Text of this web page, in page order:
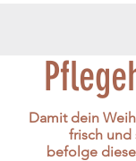
Damit dein
frisch
befolge